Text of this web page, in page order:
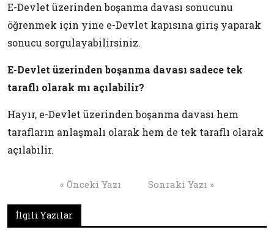
E-Devlet üzerinden boşanma davası sonucunu
öğrenmek için yine e-Devlet kapısına giriş yaparak
sonucu sorgulayabilirsiniz.
E-Devlet üzerinden boşanma davası sadece tek
taraflı olarak mı açılabilir?
Hayır, e-Devlet üzerinden boşanma davası hem
tarafların anlaşmalı olarak hem de tek taraflı olarak
açılabilir.
« Önceki Yazı Sonraki Yazı »
İlgili Yazılar